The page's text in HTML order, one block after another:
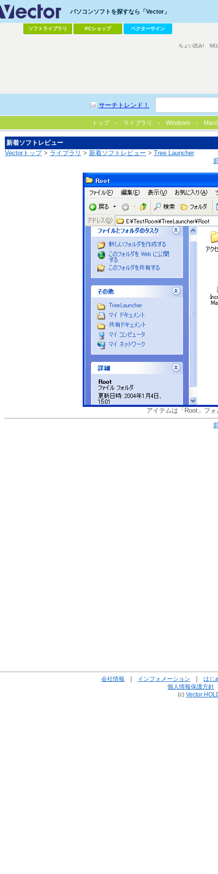
パソコンソフトを探すなら「Vector」
ソフトライブラリ PCショップ ベクターサイン
サーチトレンド！
ちょい読み!
トップ ライブラリ Windows
新着ソフトレビュー
Vectorトップ> ライブラリ > 新着ソフトレビュー > Tree Launcher
アイテムは「Root」フ
会社情報 | インフォメーション | はじ
個人情報保護方針
(c) Vector